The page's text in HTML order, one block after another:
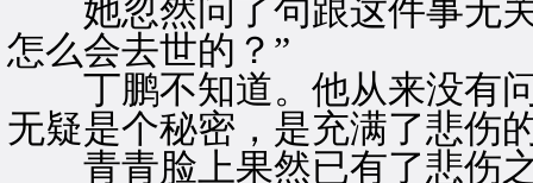
她忽然问了句跟这件事无关
怎么会去世的？”
丁鹏不知道。他从来没有问
无疑是个秘密，是充满了悲伤
青青脸上果然已有了悲伤之